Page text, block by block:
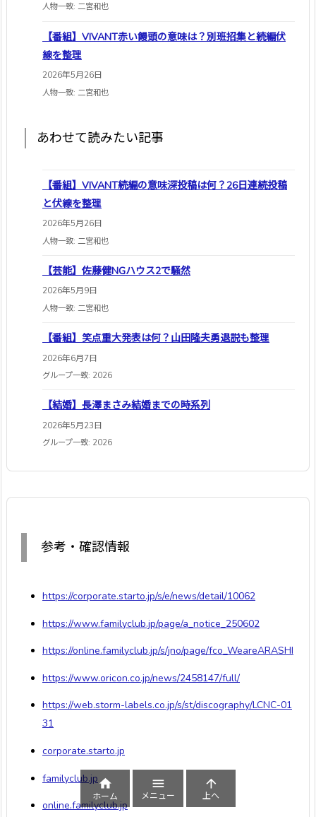
人物一致: 二宮和也
【番組】VIVANT赤い饅頭の意味は？別班招集と続編伏
線を整理
2026年5月26日
人物一致: 二宮和也
あわせて読みたい記事
【番組】VIVANT続編の意味深投稿は何？26日連続投稿
と伏線を整理
2026年5月26日
人物一致: 二宮和也
【芸能】佐藤健NGハウス2で騒然
2026年5月9日
人物一致: 二宮和也
【番組】笑点重大発表は何？山田隆夫勇退説も整理
2026年6月7日
グループ一致: 2026
【結婚】長澤まさみ結婚までの時系列
2026年5月23日
グループ一致: 2026
参考・確認情報
https://corporate.starto.jp/s/e/news/detail/10062
https://www.familyclub.jp/page/a_notice_250602
https://online.familyclub.jp/s/jno/page/fco_WeareARASHI
https://www.oricon.co.jp/news/2458147/full/
https://web.storm-labels.co.jp/s/st/discography/LCNC-01
31
corporate.starto.jp
familyclub.jp
online.familyclub.jp

ホーム

メニュー

上へ